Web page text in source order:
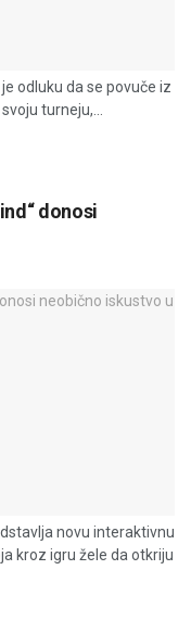
odluku da se povuče iz
turneju,...
donosi
novu interaktivnu
kroz igru žele da otkriju